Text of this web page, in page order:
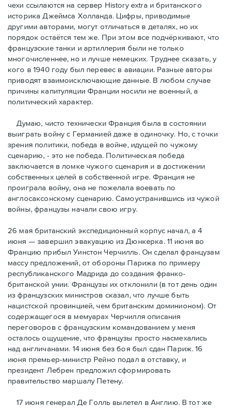
чехи ссылаются на сервер History extra и британского
историка Джеймса Холланда. Цифры, привoдимые
другими авторами, могут отличаться в деталях, но их
порядок остаётся тем же. При этом все подчёркивают, что
французские танки и артиллерия были не только
многочисленнее, но и лучше немецких. Труднее сказать, у
кого в 1940 году был перевес в авиации. Разные авторы
приводят взаимоисключающие данные. В любом случае
причины капитуляции Франции носили не военный, а
политический характер.
Думаю, чисто технически Франция была в состоянии
выиграть войну с Германией даже в одиночку. Но, с точки
зрения политики, победа в войне, идущей по чужому
сценарию, - это не победа. Политическая победа
заключается в ломке чужого сценария и в достижении
собственных целей в собственной игре. Франция не
проиграла войну, она не пожелала воевать по
англосаксонскому сценарию. Самоустранившись из чужой
войны, французы начали свою игру.
26 мая британский экспедиционный корпус начал, а 4
июня — завершил эвакуацию из Дюнкерка. 11 июня во
Францию прибыл Уинстон Черчилль. Он сделал французам
массу предложений, от обороны Парижа по примеру
республиканского Мадрида до создания франко-
британской унии. Французы их отклонили (в тот день один
из французских министров сказал, что лучше быть
нацистской провинцией, чем британским доминионом). От
содержащегося в мемуарах Черчилля описания
переговоров с французским командованием у меня
осталось ощущение, что французы просто насмехались
над англичанами. 14 июня без боя был сдан Париж. 16
июня премьер-министр Рейно подал в отставку, и
президент Лебрен предложил сформировать
правительство маршалу Петену.
17 июня генерал Де Голль вылетел в Англию. В тот же